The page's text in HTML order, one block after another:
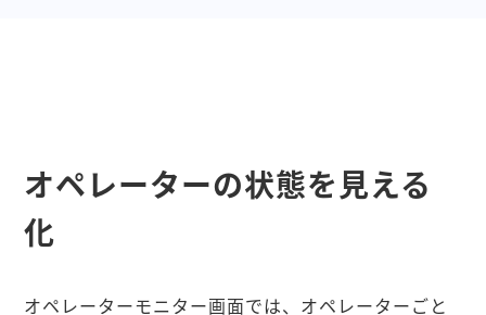
オペレーターの状態を見える
化
オペレーターモニター画面では、オペレーターごと